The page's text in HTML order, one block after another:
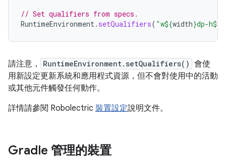
// Set qualifiers from specs.
RuntimeEnvironment. setQualifiers( "w${width}dp-h${
請注意， RuntimeEnvironment.setQualifiers() 會使
用新設定更新系統和應用程式資源，但不會對使用中的活動
或其他元件觸發任何動作。
詳情請參閱 Robolectric 裝置設定說明文件。
Gradle 管理的裝置